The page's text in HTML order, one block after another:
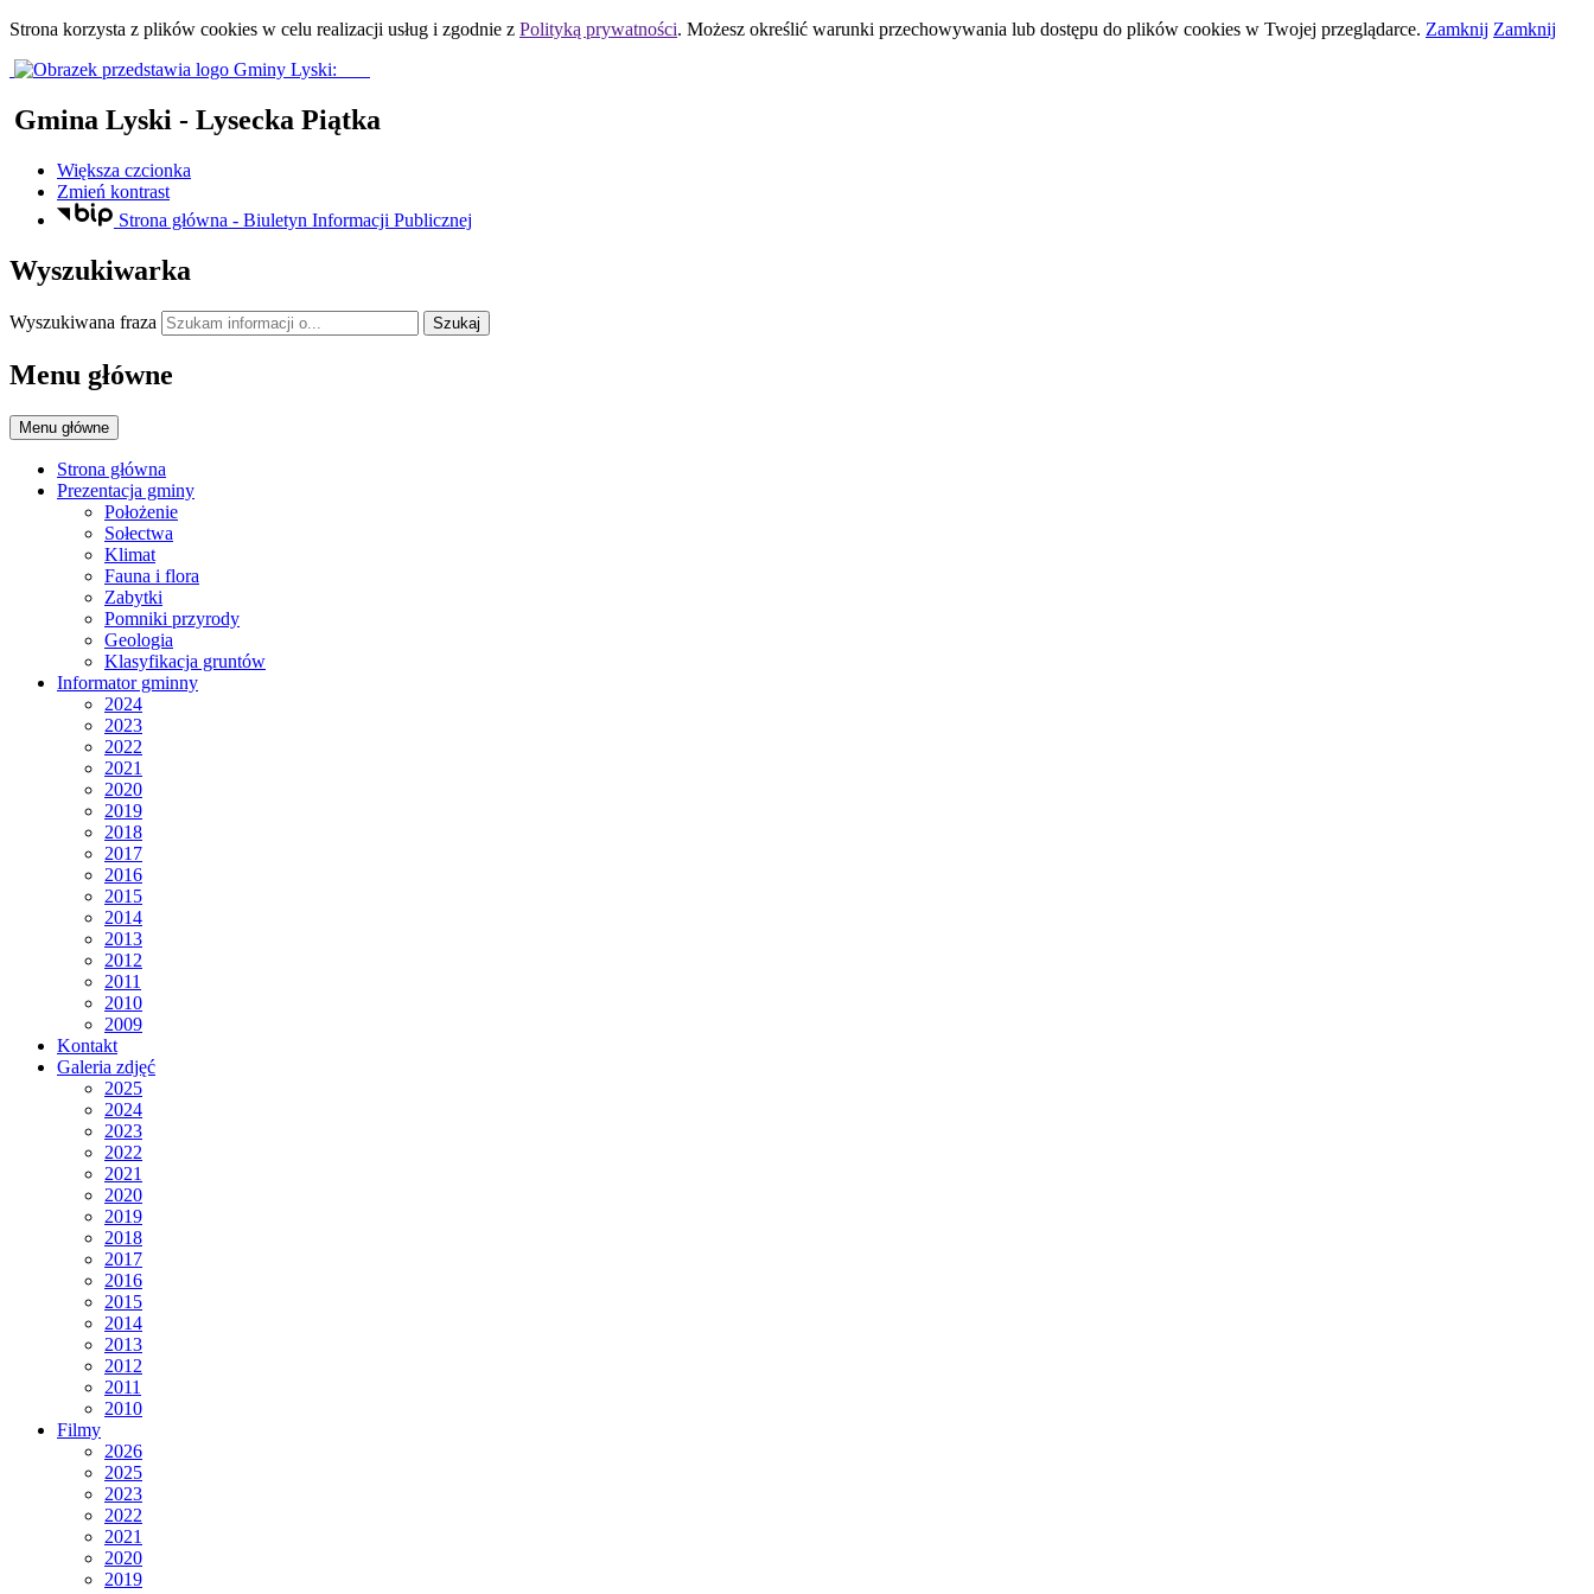
Strona korzysta z plików cookies w celu realizacji usług i zgodnie z Polityką prywatności. Możesz określić warunki przechowywania lub dostępu do plików cookies w Twojej przeglądarce. Zamknij Zamknij
Gmina Lyski - Lysecka Piątka
Większa czcionka
Zmień kontrast
Strona główna - Biuletyn Informacji Publicznej
Wyszukiwarka
Wyszukiwana fraza Szukaj
Menu główne
Menu główne
Strona główna
Prezentacja gminy
Położenie
Sołectwa
Klimat
Fauna i flora
Zabytki
Pomniki przyrody
Geologia
Klasyfikacja gruntów
Informator gminny
2024
2023
2022
2021
2020
2019
2018
2017
2016
2015
2014
2013
2012
2011
2010
2009
Kontakt
Galeria zdjęć
2025
2024
2023
2022
2021
2020
2019
2018
2017
2016
2015
2014
2013
2012
2011
2010
Filmy
2026
2025
2023
2022
2021
2020
2019